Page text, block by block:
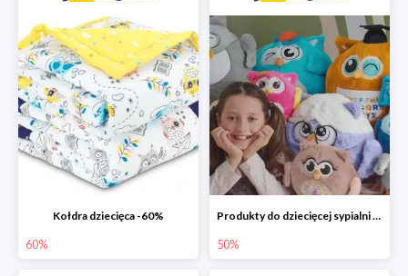
Kołdra dziecięca -60%
60%
Produkty do dziecięcej sypialni do -50%
50%